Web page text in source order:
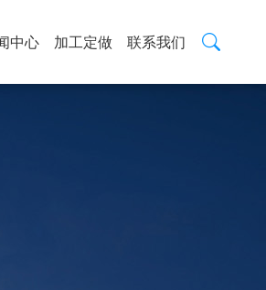
中心 加工定做 联系我们